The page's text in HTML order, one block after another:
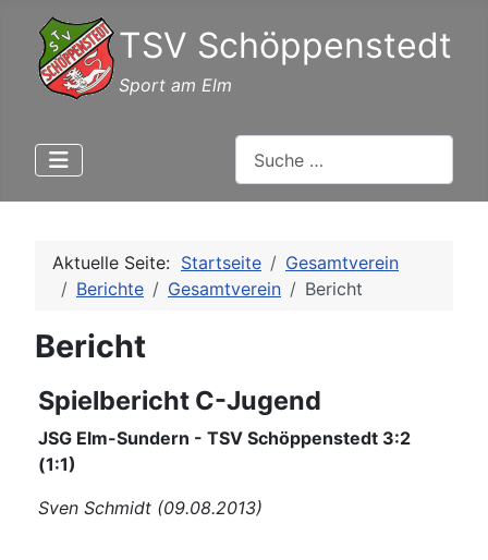
TSV Schöppenstedt
Sport am Elm
Aktuelle Seite: Startseite
Gesamtverein
Berichte
Gesamtverein Bericht
Bericht
Spielbericht C-Jugend
JSG Elm-Sundern - TSV Schöppenstedt 3:2
(1:1)
Sven Schmidt (09.08.2013)